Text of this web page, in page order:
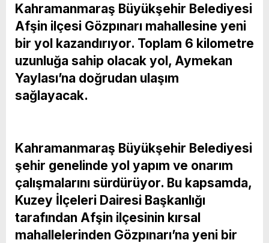
Kahramanmaraş Büyükşehir Belediyesi
Afşin ilçesi Gözpınarı mahallesine yeni
bir yol kazandırıyor. Toplam 6 kilometre
uzunluğa sahip olacak yol, Aymekan
Yaylası’na doğrudan ulaşım
sağlayacak.
Kahramanmaraş Büyükşehir Belediyesi
şehir genelinde yol yapım ve onarım
çalışmalarını sürdürüyor. Bu kapsamda,
Kuzey İlçeleri Dairesi Başkanlığı
tarafından Afşin ilçesinin kırsal
mahallelerinden Gözpınarı’na yeni bir